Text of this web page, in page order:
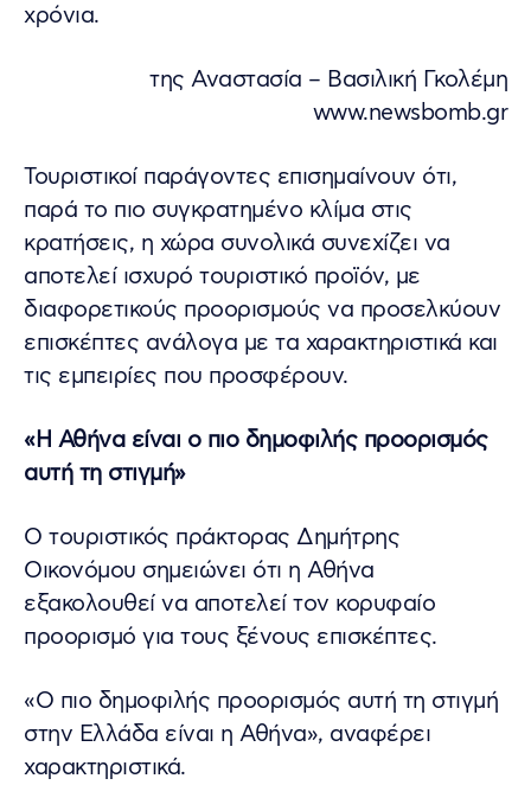
χρόνια.
της Αναστασία – Βασιλική Γκολέμη
www.newsbomb.gr
Τουριστικοί παράγοντες επισημαίνουν ότι,
παρά το πιο συγκρατημένο κλίμα στις
κρατήσεις, η χώρα συνολικά συνεχίζει να
αποτελεί ισχυρό τουριστικό προϊόν, με
διαφορετικούς προορισμούς να προσελκύουν
επισκέπτες ανάλογα με τα χαρακτηριστικά και
τις εμπειρίες που προσφέρουν.
«Η Αθήνα είναι ο πιο δημοφιλής προορισμός
αυτή τη στιγμή»
Ο τουριστικός πράκτορας Δημήτρης
Οικονόμου σημειώνει ότι η Αθήνα
εξακολουθεί να αποτελεί τον κορυφαίο
προορισμό για τους ξένους επισκέπτες.
«Ο πιο δημοφιλής προορισμός αυτή τη στιγμή
στην Ελλάδα είναι η Αθήνα», αναφέρει
χαρακτηριστικά.